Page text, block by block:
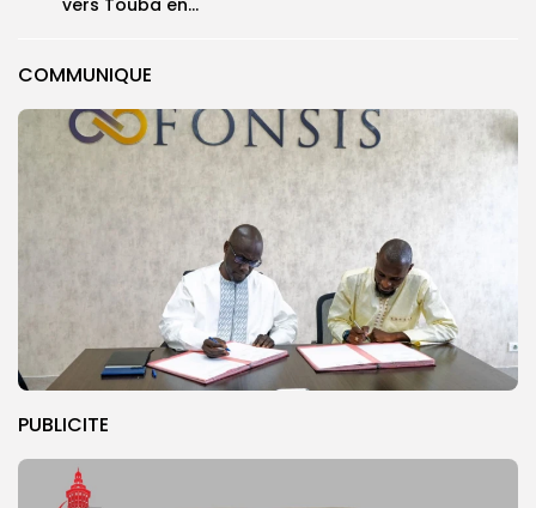
COMMUNIQUE
PUBLICITE
vers Touba en...